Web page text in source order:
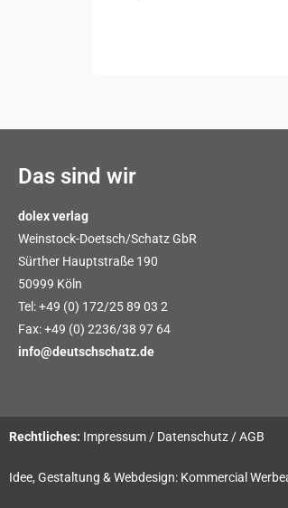
Das sind wir
dolex verlag
Weinstock-Doetsch/Schatz GbR
Sürther Hauptstraße 190
50999 Köln
Tel: +49 (0) 172/25 89 03 2
Fax: +49 (0) 2236/38 97 64
info@deutschschatz.de
Rechtliches: Impressum / Datenschutz /AGB
Idee, Gestaltung & Webdesign: Kommercial